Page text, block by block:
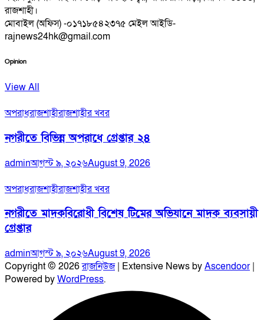
রাজশাহী।
মোবাইল (অফিস) -০১৭১৮৫৪২৩৭৫ মেইল আইডি-
rajnews24hk@gmail.com
Opinion
View All
অপরাধরাজশাহীরাজশাহীর খবর
নগরীতে বিভিন্ন অপরাধে গ্রেপ্তার ২৪
adminআগস্ট ৯, ২০২৬August 9, 2026
অপরাধরাজশাহীরাজশাহীর খবর
নগরীতে মাদকবিরোধী বিশেষ টিমের অভিযানে মাদক ব্যবসায়ী
গ্রেপ্তার
adminআগস্ট ৯, ২০২৬August 9, 2026
Copyright © 2026রাজনিউজ| Extensive News byAscendoor|
Powered byWordPress.